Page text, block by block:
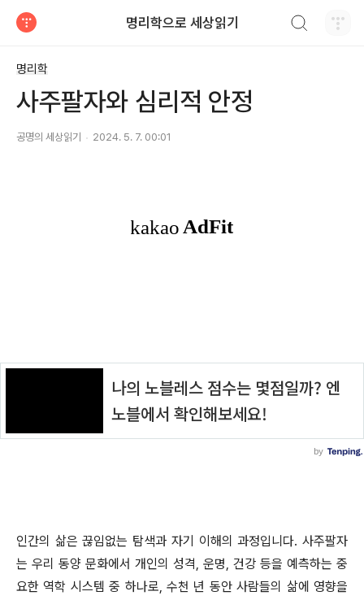
명리학으로 세상읽기
명리학
사주팔자와 심리적 안정
공명의 세상읽기 2024. 5. 7. 00:01
인간의 삶은 끊임없는 탐색과 자기 이해의 과정입니다. 사주팔자
는 우리 동양 문화에서 개인의 성격, 운명, 건강 등을 예측하는 중
요한 역학 시스템 중 하나로, 수천 년 동안 사람들의 삶에 영향을